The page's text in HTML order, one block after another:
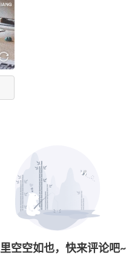
空空如也，快来评论吧~